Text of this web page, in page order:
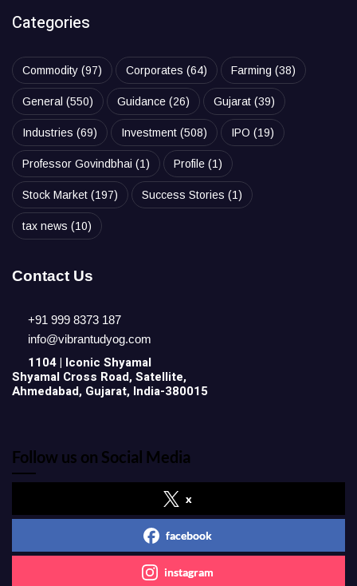
Categories
Commodity (97) Corporates (64) Farming (38)
General (550) Guidance (26) Gujarat (39)
Industries (69) Investment (508) IPO (19)
Professor Govindbhai (1) Profile (1)
Stock Market (197) Success Stories (1)
tax news (10)
Contact Us
+91 999 8373 187
info@vibrantudyog.com
1104 | Iconic Shyamal
Shyamal Cross Road, Satellite,
Ahmedabad, Gujarat, India-380015
Follow us on Social Media
x
facebook
instagram